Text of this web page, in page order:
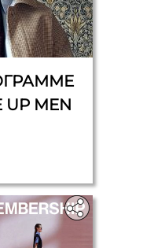
UP MEN